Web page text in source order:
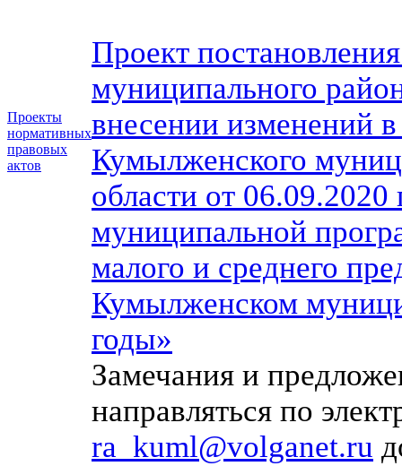
Проекты
нормативных
правовых
актов
Проект
муниципального
внесении изменений
Кумылженского
области от
муниципальной
малого и среднего
Кумылженском
годы»
Замечания и
направляться по
ra_kuml@volganet.ru